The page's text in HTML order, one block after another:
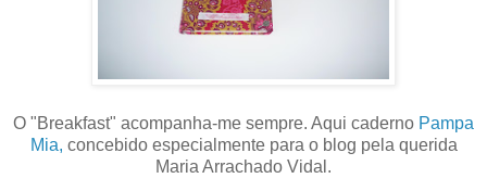
O "Breakfast" acompanha-me sempre. Aqui caderno Pampa
Mia, concebido especialmente para o blog pela querida
Maria Arrachado Vidal.